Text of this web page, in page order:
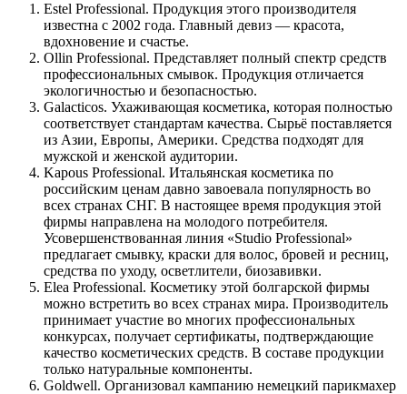
Estel Professional. Продукция этого производителя
известна с 2002 года. Главный девиз — красота,
вдохновение и счастье.
Ollin Professional. Представляет полный спектр средств
профессиональных смывок. Продукция отличается
экологичностью и безопасностью.
Galacticos. Ухаживающая косметика, которая полностью
соответствует стандартам качества. Сырьё поставляется
из Азии, Европы, Америки. Средства подходят для
мужской и женской аудитории.
Kapous Professional. Итальянская косметика по
российским ценам давно завоевала популярность во
всех странах СНГ. В настоящее время продукция этой
фирмы направлена на молодого потребителя.
Усовершенствованная линия «Studio Professional»
предлагает смывку, краски для волос, бровей и ресниц,
средства по уходу, осветлители, биозавивки.
Elea Professional. Косметику этой болгарской фирмы
можно встретить во всех странах мира. Производитель
принимает участие во многих профессиональных
конкурсах, получает сертификаты, подтверждающие
качество косметических средств. В составе продукции
только натуральные компоненты.
Goldwell. Организовал кампанию немецкий парикмахер